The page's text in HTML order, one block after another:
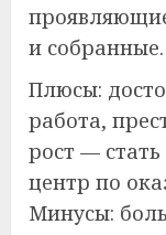
и собранные.
Плюсы:
работа,
рост —
центр по
Минусы: